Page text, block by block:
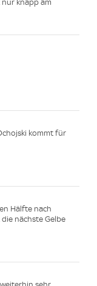
knapp am
kommt für
Hälfte nach
nächste Gelbe